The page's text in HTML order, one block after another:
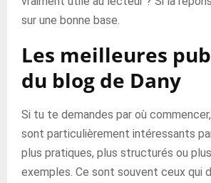
sur une bonne base.
Les meilleures
du blog de Dany
Si tu te demandes par où
sont particulièrement intéressants
plus pratiques, plus structurés ou
exemples. Ce sont souvent ceux qui